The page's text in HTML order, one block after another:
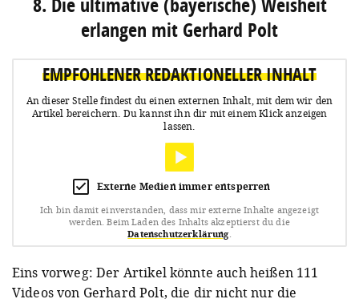
erlangen mit Gerhard Polt
EMPFOHLENER REDAKTIONELLER INHALT
An dieser Stelle findest du einen externen Inhalt, mit dem wir den
Artikel bereichern. Du kannst ihn dir mit einem Klick anzeigen
lassen.
Externe Medien immer entsperren
Ich bin damit einverstanden, dass mir externe Inhalte angezeigt
werden. Beim Laden des Inhalts akzeptierst du die
Datenschutzerklärung
Eins vorweg: Der Artikel könnte auch heißen 111
Videos von Gerhard Polt, die dir nicht nur die